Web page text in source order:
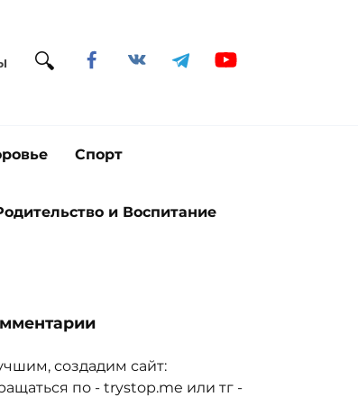
Спорт
и Воспитание
создадим сайт:
по - trystop.me или тг -